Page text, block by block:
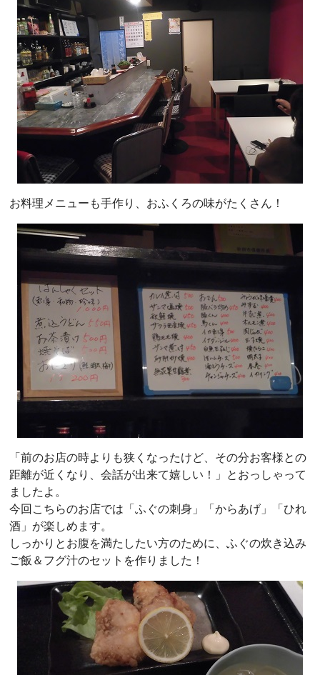
お料理メニューも手作り、おふくろの味がたくさん！
「前のお店の時よりも狭くなったけど、その分お客様との
距離が近くなり、会話が出来て嬉しい！」とおっしゃって
ましたよ。
今回こちらのお店では「ふぐの刺身」「からあげ」「ひれ
酒」が楽しめます。
しっかりとお腹を満たしたい方のために、ふぐの炊き込み
ご飯＆フグ汁のセットを作りました！